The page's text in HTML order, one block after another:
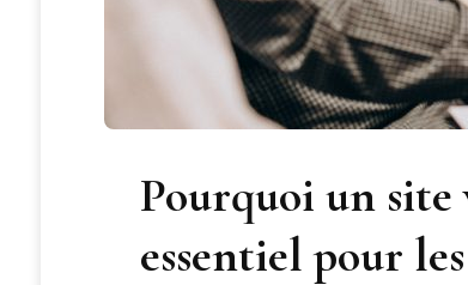
Pourquoi un
essentiel pour